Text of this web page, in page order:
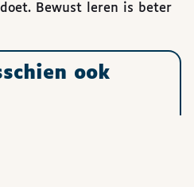
Bewust leren is beter
ook